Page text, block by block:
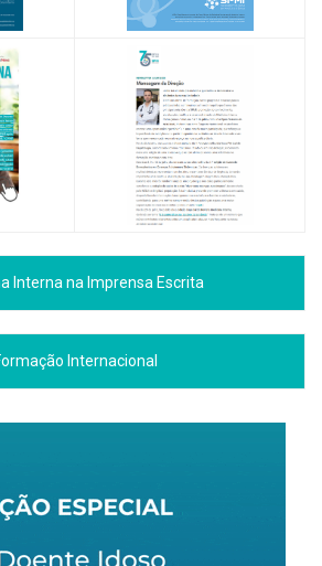
Interna na Imprensa Escrita
Internacional